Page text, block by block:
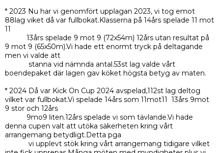
* 2023 Nu har vi genomfört upplagan 2023, vi tog emot
88lag viket då var fullbokat.Klasserna på 14års spelade 11 mot
11
13års spelade 9 mot 9 (72x54m) 12års utan resultat på
9 mot 9 (65x50m).Vi hade ett enormt tryck på deltagande
men vi valde att
stanna vid nämnda antal.53st lag valde vårt
boendepaket där lagen gav köket högsta betyg av maten.
* 2024 Då var Kick On Cup 2024 avspelad,112st lag deltog
vilket var fullbokat.Vi spelade 14års som 11mot11 13års 9mot
9 stor och 12års
9mo9 liten.12års spelade vi som tävlande.Vi hade
denna cupen valt att utöka säkerheten kring vårt
arrangemang betydligt.Detta pga
vi upplevt stök kring vårt arrangemang tidigare vilket